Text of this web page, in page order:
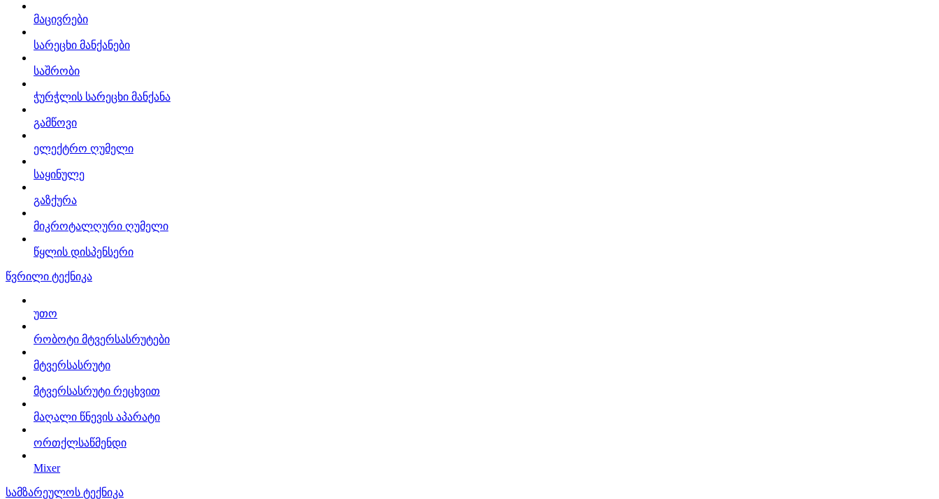
მაცივრები
სარეცხი მანქანები
საშრობი
ჭურჭლის სარეცხი მანქანა
გამწოვი
ელექტრო ღუმელი
საყინულე
გაზქურა
მიკროტალღური ღუმელი
წყლის დისპენსერი
წვრილი ტექნიკა
უთო
რობოტი მტვერსასრუტები
მტვერსასრუტი
მტვერსასრუტი რეცხვით
მაღალი წნევის აპარატი
ორთქლსაწმენდი
Mixer
სამზარეულოს ტექნიკა